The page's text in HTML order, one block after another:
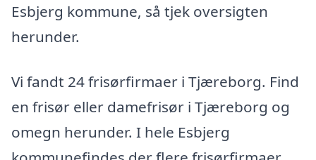
Esbjerg kommune, så tjek oversigten
herunder.
Vi fandt 24 frisørfirmaer i Tjæreborg. Find
en frisør eller damefrisør i Tjæreborg og
omegn herunder. I hele Esbjerg